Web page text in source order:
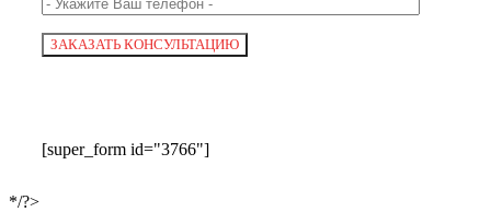
[super_form id="3766"]
*/?>